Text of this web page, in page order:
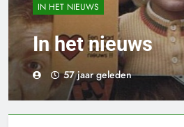
IN HET NIEUWS
In het nieuws
57 jaar geleden